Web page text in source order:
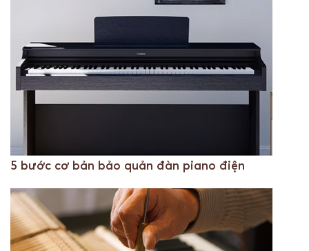
5 bước cơ bản bảo quản đàn piano điện